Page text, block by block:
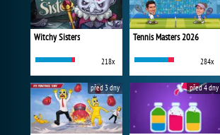
Witchy Sisters
218x
Tennis Masters 2026
284x
před 3 dny před 4 dny